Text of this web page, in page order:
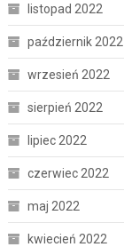
listopad 2022
październik 2022
wrzesień 2022
sierpień 2022
lipiec 2022
czerwiec 2022
maj 2022
kwiecień 2022